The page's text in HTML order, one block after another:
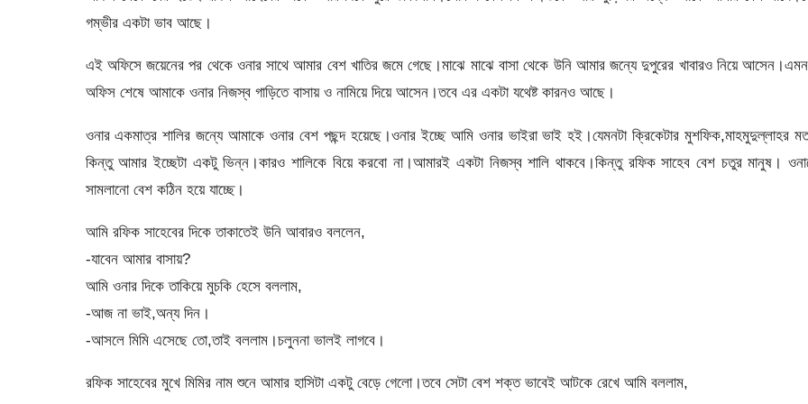
গম্ভীর একটা ভাব আছে।
এই অফিসে জয়েনের পর থেকে ওনার সাথে আমার বেশ খাতির জমে গেছে।মাঝে মাঝে বাসা থেকে উনি আমার জন্যে দুপুরের খাবারও নিয়ে
অফিস শেষে আমাকে ওনার নিজস্ব গাড়িতে বাসায় ও নামিয়ে দিয়ে আসেন।তবে এর একটা যথেষ্ট কারনও আছে।
ওনার একমাত্র শালির জন্যে আমাকে ওনার বেশ পছন্দ হয়েছে।ওনার ইচ্ছে আমি ওনার ভাইরা ভাই হই।যেমনটা ক্রিকেটার মুশফিক,মাহমুদুল্লাহর
কিন্তু আমার ইচ্ছেটা একটু ভিন্ন।কারও শালিকে বিয়ে করবো না।আমারই একটা নিজস্ব শালি থাকবে।কিন্তু রফিক সাহেব বেশ চতুর মানুষ।
সামলানো বেশ কঠিন হয়ে যাচ্ছে।
আমি রফিক সাহেবের দিকে তাকাতেই উনি আবারও বললেন,
-যাবেন আমার বাসায়?
আমি ওনার দিকে তাকিয়ে মুচকি হেসে বললাম,
-আজ না ভাই,অন্য দিন।
-আসলে মিমি এসেছে তো,তাই বললাম।চলুননা ভালই লাগবে।
রফিক সাহেবের মুখে মিমির নাম শুনে আমার হাসিটা একটু বেড়ে গেলো।তবে সেটা বেশ শক্ত ভাবেই আটকে রেখে আমি বললাম,